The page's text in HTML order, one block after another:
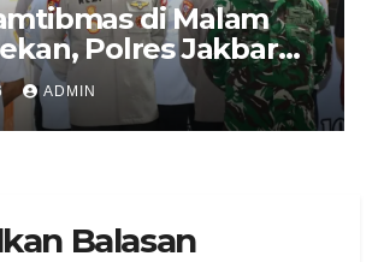
di Malam
Polres Jakbar
Bersama Tiga
ADMIN
Balasan